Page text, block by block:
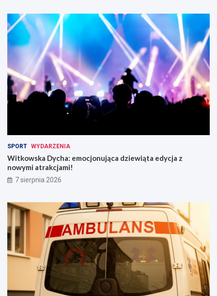
SPORT WYDARZENIA
Witkowska Dycha: emocjonująca dziewiąta edycja z
nowymi atrakcjami!
7 sierpnia 2026